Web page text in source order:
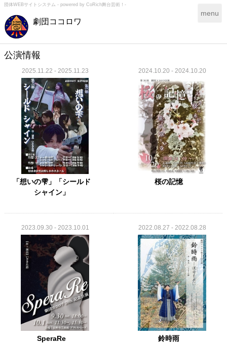
団体WEBサイトシステム - powered by CoRich舞台芸術！-
劇団ココロワ
T
g
n
a
v
i
g
a
t
i
o
n
menu
公演情報
2025.11.22 - 2025.11.23
「想いの雫」「シールド
シャイン」
2024.10.20 - 2024.10.20
桜の記憶
2023.09.30 - 2023.10.01
SperaRe
2022.08.27 - 2022.08.28
鈴時雨